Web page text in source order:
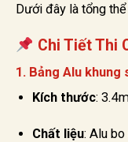
Dưới đây là tổng
Chi Tiết Thi
1. Bảng Alu khung
Kích thước:
Chất liệu: Alu